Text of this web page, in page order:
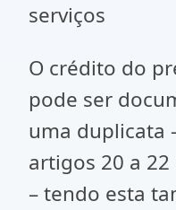
serviços
O crédito do
pode ser
uma duplicata
artigos 20 a
– tendo esta